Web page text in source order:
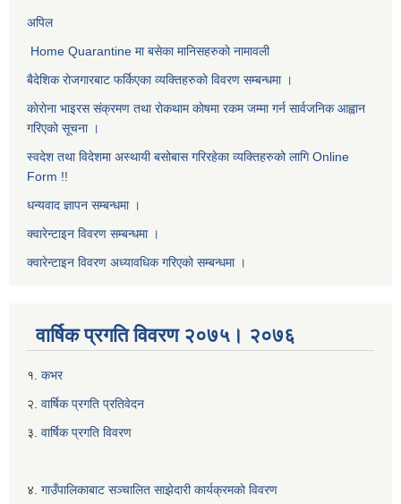
अपिल
Home Quarantine मा बसेका मानिसहरुकाे नामावली
बैदेशिक राेजगारबाट फर्किएका व्यक्तिहरुकाे विवरण सम्बन्धमा ।
काेराेना भाइरस संक्रमण तथा राेकथाम काेषमा रकम जम्मा गर्न सार्वजनिक आह्वान
गरिएकाे सूचना ।
स्वदेश तथा विदेशमा अस्थायी बसोबास गरिरहेका व्यक्तिहरुको लागि Online
Form !!
धन्यवाद ज्ञापन सम्बन्धमा ।
क्वारेन्टाइन विवरण सम्बन्धमा ।
क्वारेन्टाइन विवरण अध्यावधिक गरिएकाे सम्बन्धमा ।
वार्षिक प्रगति विवरण २०७५। २०७६
१. कभर
२. वार्षिक प्रगति प्रतिवेदन
३. वार्षिक प्रगति विवरण
४. गाउँपालिकाबाट सञ्चालित साझेदारी कार्यक्रमकाे विवरण